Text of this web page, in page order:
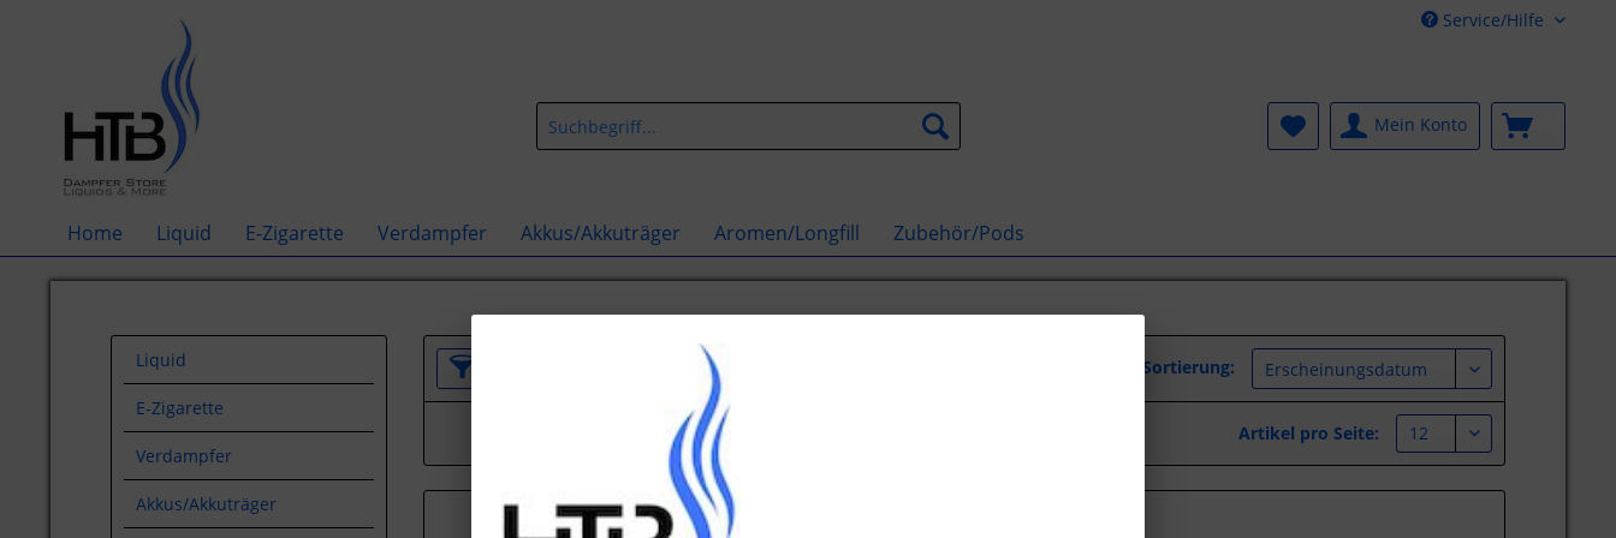
Service/Hilfe
Mein Konto
Home Liquid E-Zigarette Verdampfer Akkus/Akkuträger Aromen/Longfill Zubehör/Pods
Liquid
E-Zigarette
Verdampfer
Akkus/Akkuträger
Sortierung:
Artikel pro Seite: